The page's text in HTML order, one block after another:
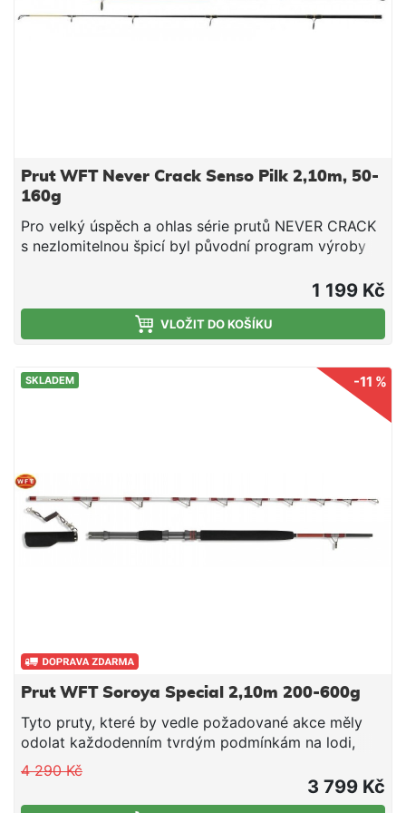
Prut WFT Never Crack Senso Pilk 2,10m, 50-
160g
Pro velký úspěch a ohlas série prutů NEVER CRACK
s nezlomitelnou špicí byl původní program výroby a
podoby, která pokrývá a zahrnuje všechny běžné
vrhací zátěže, testovací křivky a tím i širokou oblast
použití. U těchto modelů se díky celkovému
vysokému počtu vyrobených prutů podařilo silně
snížit výrobní náklady a tím i docílenou konečnou
cenu bez ošizení kvality. Pruty jsou osazeny
110cm - Váha 310g - Titanová SIC očka - Blank
ošetřen epoxidovým lakem
1 199 Kč
VLOŽIT DO KOŠÍKU
-11 %
SKLADEM
Prut WFT Soroya Special 2,10m 200-600g
Tyto pruty, které by vedle požadované akce měly
odolat každodenním tvrdým podmínkám na lodi,
byly vyvinuty ve spolupráci s průvodcem a
kapitánem na Soroyi Marc van Roiem. Neustálá
zátěž prutů vyžaduje jejich naprostou spolehlivost.
4 290 Kč
3 799 Kč